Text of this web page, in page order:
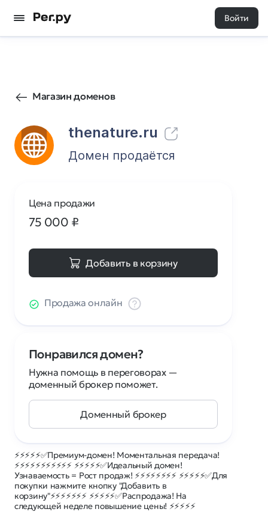
Войти
Магазин доменов
thenature.ru
152 0
Домен продаётся
⚡⚡⚡⚡⚡✅Премиум-домен! Моментальная передача!
⚡⚡⚡⚡⚡⚡⚡⚡⚡⚡⚡ ⚡⚡⚡⚡⚡✅Идеальный домен!
Узнаваемость = Рост продаж! ⚡⚡⚡⚡⚡⚡⚡⚡ ⚡⚡⚡⚡⚡✅Для
покупки нажмите кнопку "Добавить в
корзину"⚡⚡⚡⚡⚡⚡⚡ ⚡⚡⚡⚡⚡✅Распродажа! На
следующей неделе повышение цены! ⚡⚡⚡⚡⚡
Цена продажи
75 000 ₽
Добавить в корзину
Продажа онлайн
Понравился домен?
Нужна помощь в переговорах —
доменный брокер поможет.
Доменный брокер